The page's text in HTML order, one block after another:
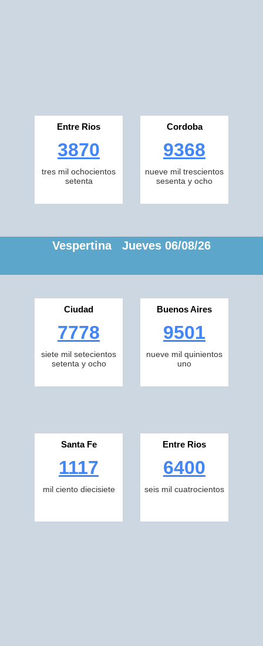
Entre Rios
3870
tres mil ochocientos
setenta
Cordoba
9368
nueve mil trescientos
sesenta y ocho
Vespertina Jueves 06/08/26
Ciudad
7778
siete mil setecientos
setenta y ocho
Buenos Aires
9501
nueve mil quinientos
uno
Santa Fe
1117
mil ciento diecisiete
Entre Rios
6400
seis mil cuatrocientos